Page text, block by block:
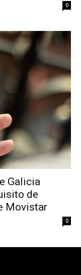
0
Galicia
de
Movistar
0